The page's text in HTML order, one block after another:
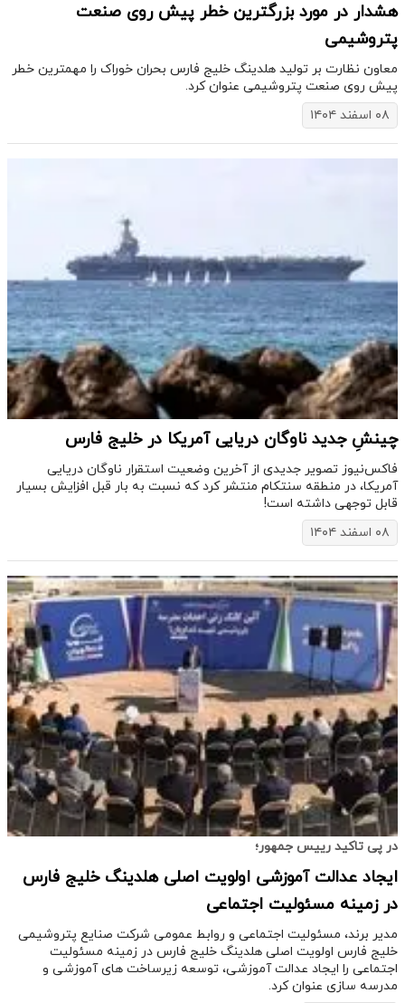
هشدار در مورد بزرگترین خطر پیش روی صنعت
پتروشیمی
معاون نظارت بر تولید هلدینگ خلیج فارس بحران خوراک را مهمترین خطر
پیش روی صنعت پتروشیمی عنوان کرد.
۰۸ اسفند ۱۴۰۴
چینشِ جدید ناوگان دریایی آمریکا در خلیج فارس
فاکس‌نیوز تصویر جدیدی از آخرین وضعیت استقرار ناوگان دریایی
آمریکا، در منطقه سنتکام منتشر کرد که نسبت به بار قبل افزایش بسیار
قابل توجهی داشته است!
۰۸ اسفند ۱۴۰۴
در پی تاکید رییس جمهور؛
​ایجاد عدالت آموزشی اولویت اصلی هلدینگ خلیج فارس
در زمینه مسئولیت اجتماعی
​مدیر برند، مسئولیت اجتماعی و روابط عمومی شرکت صنایع پتروشیمی
خلیج فارس اولویت اصلی هلدینگ خلیج فارس در زمینه مسئولیت
اجتماعی را ایجاد عدالت آموزشی، توسعه زیرساخت های آموزشی و
مدرسه سازی عنوان کرد.